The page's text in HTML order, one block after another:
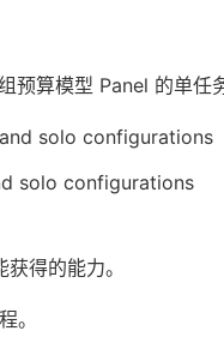
预算模型 Panel 的单任
solo configurations
得的能力。
。